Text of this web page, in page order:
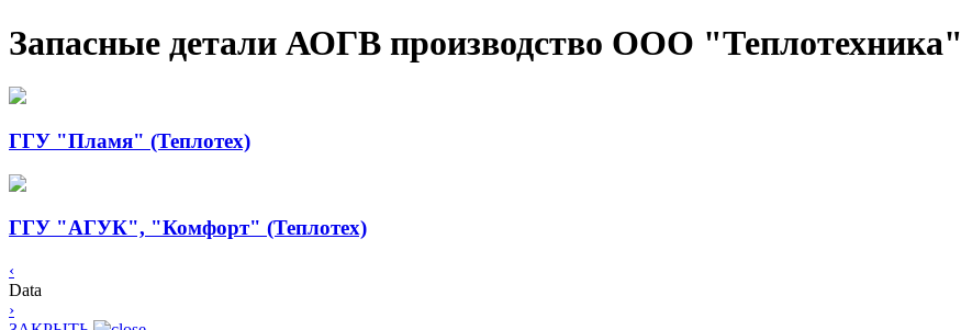
Запасные детали АОГВ производство ООО "Теплотехника"
ГГУ "Пламя" (Теплотех)
ГГУ "АГУК", "Комфорт" (Теплотех)
‹
Data
›